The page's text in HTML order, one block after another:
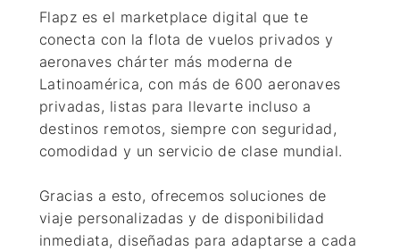
Flapz es el marketplace digital que te
conecta con la flota devuelos privados y
aeronaves chárter más moderna de
Latinoamérica, con más de 600 aeronaves
privadas, listas para llevarte incluso a
destinos remotos, siempre con seguridad,
comodidad y un servicio de clase mundial.
Gracias a esto, ofrecemos soluciones de
viaje personalizadas y de disponibilidad
inmediata, diseñadas para adaptarse a cada